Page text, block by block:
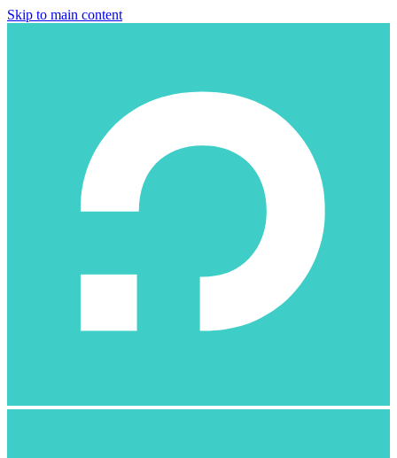
Skip to main content